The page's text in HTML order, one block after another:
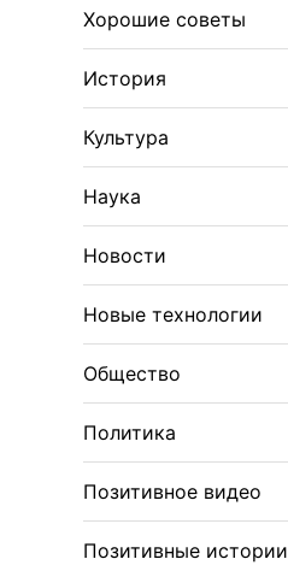
Хорошие советы
История
Культура
Наука
Новости
Новые технологии
Общество
Политика
Позитивное видео
Позитивные истории